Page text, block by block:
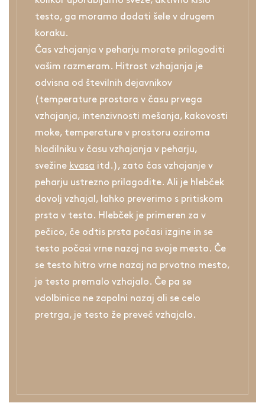
testo, ga moramo dodati šele v drugem
koraku.
Čas vzhajanja v peharju morate prilagoditi
vašim razmeram. Hitrost vzhajanja je
odvisna od številnih dejavnikov
(temperature prostora v času prvega
vzhajanja, intenzivnosti mešanja, kakovosti
moke, temperature v prostoru oziroma
hladilniku v času vzhajanja v peharju,
svežine kvasa itd.), zato čas vzhajanje v
peharju ustrezno prilagodite. Ali je hlebček
dovolj vzhajal, lahko preverimo s pritiskom
prsta v testo. Hlebček je primeren za v
pečico, če odtis prsta počasi izgine in se
testo počasi vrne nazaj na svoje mesto. Če
se testo hitro vrne nazaj na prvotno mesto,
je testo premalo vzhajalo. Če pa se
vdolbinica ne zapolni nazaj ali se celo
pretrga, je testo že preveč vzhajalo.